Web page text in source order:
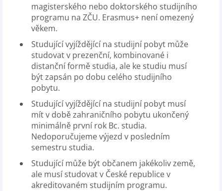
magisterského nebo doktorského studijního
programu na ZČU. Erasmus+ není omezený
věkem.
Studující vyjíždějící na studijní pobyt může
studovat v prezenční, kombinované i
distanční formě studia, ale ke studiu musí
být zapsán po dobu celého studijního
pobytu.
Studující vyjíždějící na studijní pobyt musí
mít v době zahraničního pobytu ukončený
minimálně první rok Bc. studia.
Nedoporučujeme výjezd v posledním
semestru studia.
Studující může být občanem jakékoliv země,
ale musí studovat v České republice v
akreditovaném studijním programu.